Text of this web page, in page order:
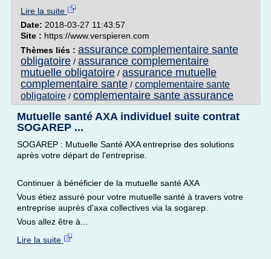
Lire la suite
Date: 2018-03-27 11:43:57
Site : https://www.verspieren.com
Thèmes liés : assurance complementaire sante
obligatoire / assurance complementaire
mutuelle obligatoire / assurance mutuelle
complementaire sante / complementaire sante
obligatoire / complementaire sante assurance
Mutuelle santé AXA individuel suite contrat
SOGAREP ...
SOGAREP : Mutuelle Santé AXA entreprise des solutions
après votre départ de l'entreprise.
Continuer à bénéficier de la mutuelle santé AXA
Vous étiez assuré pour votre mutuelle santé à travers votre
entreprise auprès d'axa collectives via la sogarep.
Vous allez être à...
Lire la suite